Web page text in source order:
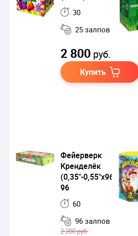
30
25 залпов
2 800 руб.
Купить
Фейерверк
Кренделёк
(0,35"-0,55"х96) MCP-
96
60
96 залпов
2 200 руб.